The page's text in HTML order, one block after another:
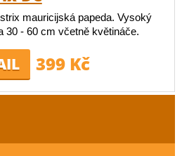
mauricijská papeda. Vysoký
30 - 60 cm včetně květináče.
399 Kč